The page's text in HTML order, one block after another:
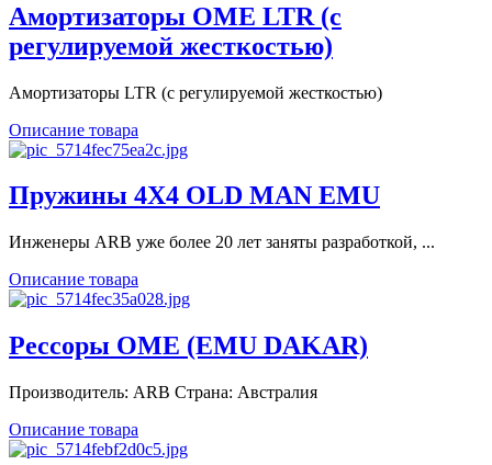
Амортизаторы OME LTR (с
регулируемой жесткостью)
Амортизаторы LTR (с регулируемой жесткостью)
Описание товара
Пружины 4X4 OLD MAN EMU
Инженеры ARB уже более 20 лет заняты разработкой, ...
Описание товара
Рессоры OME (EMU DAKAR)
Производитель: ARB Страна: Австралия
Описание товара